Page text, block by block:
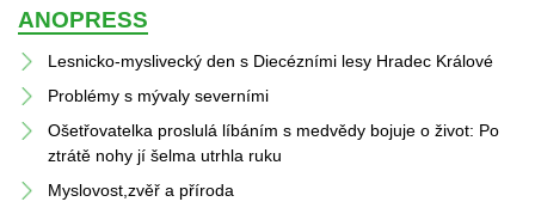
ANOPRESS
Lesnicko-myslivecký den s Diecézními lesy Hradec Králové
Problémy s mývaly severními
Ošetřovatelka proslulá líbáním s medvědy bojuje o život: Po
ztrátě nohy jí šelma utrhla ruku
Myslovost,zvěř a příroda